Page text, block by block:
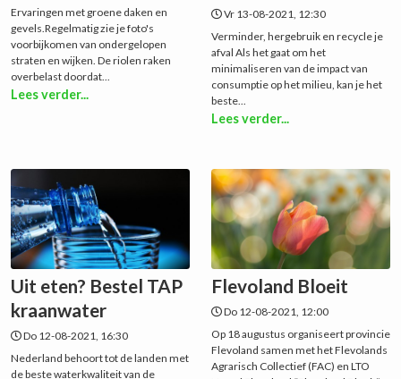
Ervaringen met groene daken en
gevels.Regelmatig zie je foto's
voorbijkomen van ondergelopen
straten en wijken. De riolen raken
overbelast doordat...
Lees verder...
Vr 13-08-2021, 12:30
Verminder, hergebruik en recycle je
afval Als het gaat om het
minimaliseren van de impact van
consumptie op het milieu, kan je het
beste...
Lees verder...
Uit eten? Bestel TAP
kraanwater
Do 12-08-2021, 16:30
Nederland behoort tot de landen met
de beste waterkwaliteit van de
Flevoland Bloeit
Do 12-08-2021, 12:00
Op 18 augustus organiseert provincie
Flevoland samen met het Flevolands
Agrarisch Collectief (FAC) en LTO